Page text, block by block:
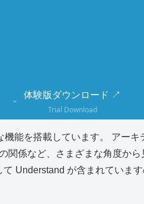
体験版ダウンロード ↗
Trial Download
能を搭載しています。 アー
係など、さまざまな角度から
Understand が含まれていま